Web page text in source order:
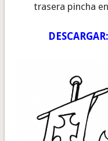
trasera pincha
DESCARGAR: